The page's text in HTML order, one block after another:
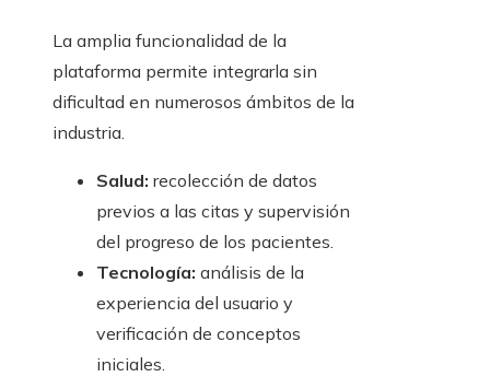
La amplia funcionalidad de la
plataforma permite integrarla sin
dificultad en numerosos ámbitos de la
industria.
Salud: recolección de datos
previos a las citas y supervisión
del progreso de los pacientes.
Tecnología: análisis de la
experiencia del usuario y
verificación de conceptos
iniciales.